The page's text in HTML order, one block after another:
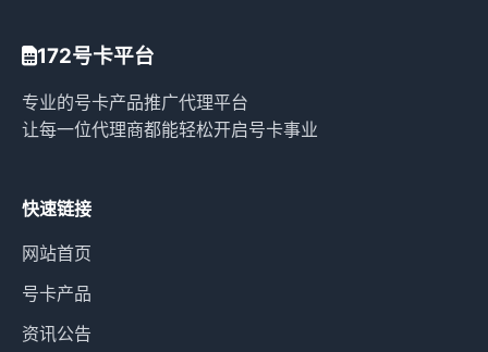
172号卡平台
专业的号卡产品推广代理平台
让每一位代理商都能轻松开启号卡事业
快速链接
网站首页
号卡产品
资讯公告